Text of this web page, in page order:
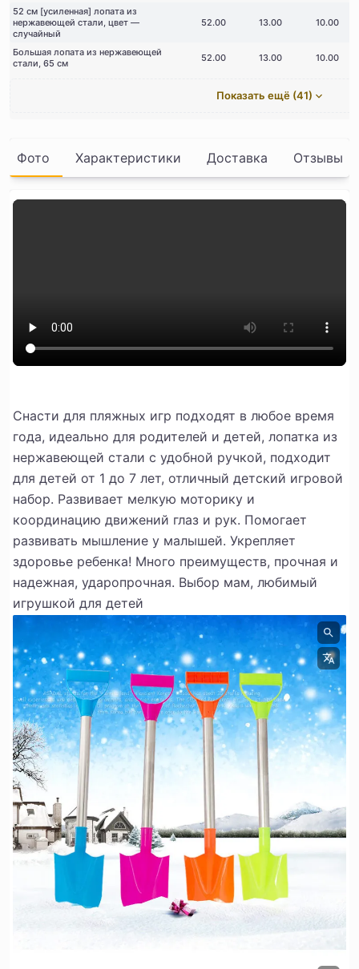
52 см [усиленная] лопата из
нержавеющей стали, цвет —
случайный
52.00 13.00 10.00
Большая лопата из нержавеющей
стали, 65 см
52.00 13.00 10.00
Показать ещё (41)
Фото Характеристики Доставка Отзывы
Снасти для пляжных игр подходят в любое время
года, идеально для родителей и детей, лопатка из
нержавеющей стали с удобной ручкой, подходит
для детей от 1 до 7 лет, отличный детский игровой
набор. Развивает мелкую моторику и
координацию движений глаз и рук. Помогает
развивать мышление у малышей. Укрепляет
здоровье ребенка! Много преимуществ, прочная и
надежная, ударопрочная. Выбор мам, любимый
игрушкой для детей